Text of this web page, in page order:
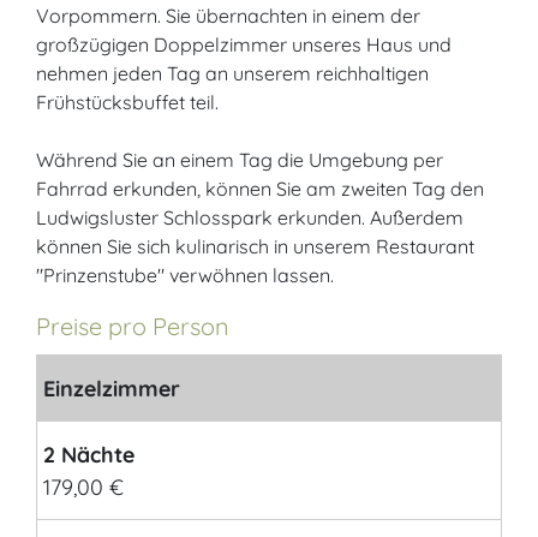
Vorpommern. Sie übernachten in einem der
großzügigen Doppelzimmer unseres Haus und
nehmen jeden Tag an unserem reichhaltigen
Frühstücksbuffet teil.
Während Sie an einem Tag die Umgebung per
Fahrrad erkunden, können Sie am zweiten Tag den
Ludwigsluster Schlosspark erkunden. Außerdem
können Sie sich kulinarisch in unserem Restaurant
"Prinzenstube" verwöhnen lassen.
Preise pro Person
Einzelzimmer
2 Nächte
179,00 €